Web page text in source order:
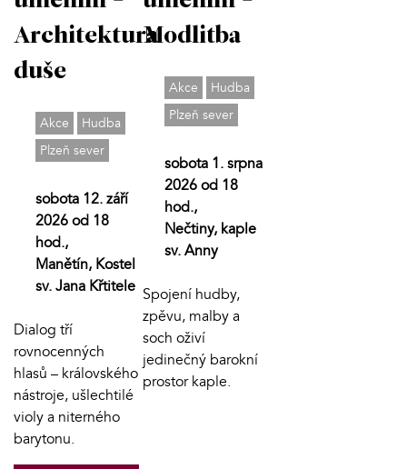
Architektura
duše
Akce
Hudba
Plzeň sever
sobota 12. září
2026 od 18
hod.,
Manětín, Kostel
sv. Jana Křtitele
Dialog tří
rovnocenných
hlasů – královského
nástroje, ušlechtilé
violy a niterného
barytonu.
Modlitba
Akce
Hudba
Plzeň sever
sobota 1. srpna
2026 od 18
hod.,
Nečtiny, kaple
sv. Anny
Spojení hudby,
zpěvu, malby a
soch oživí
jedinečný barokní
prostor kaple.